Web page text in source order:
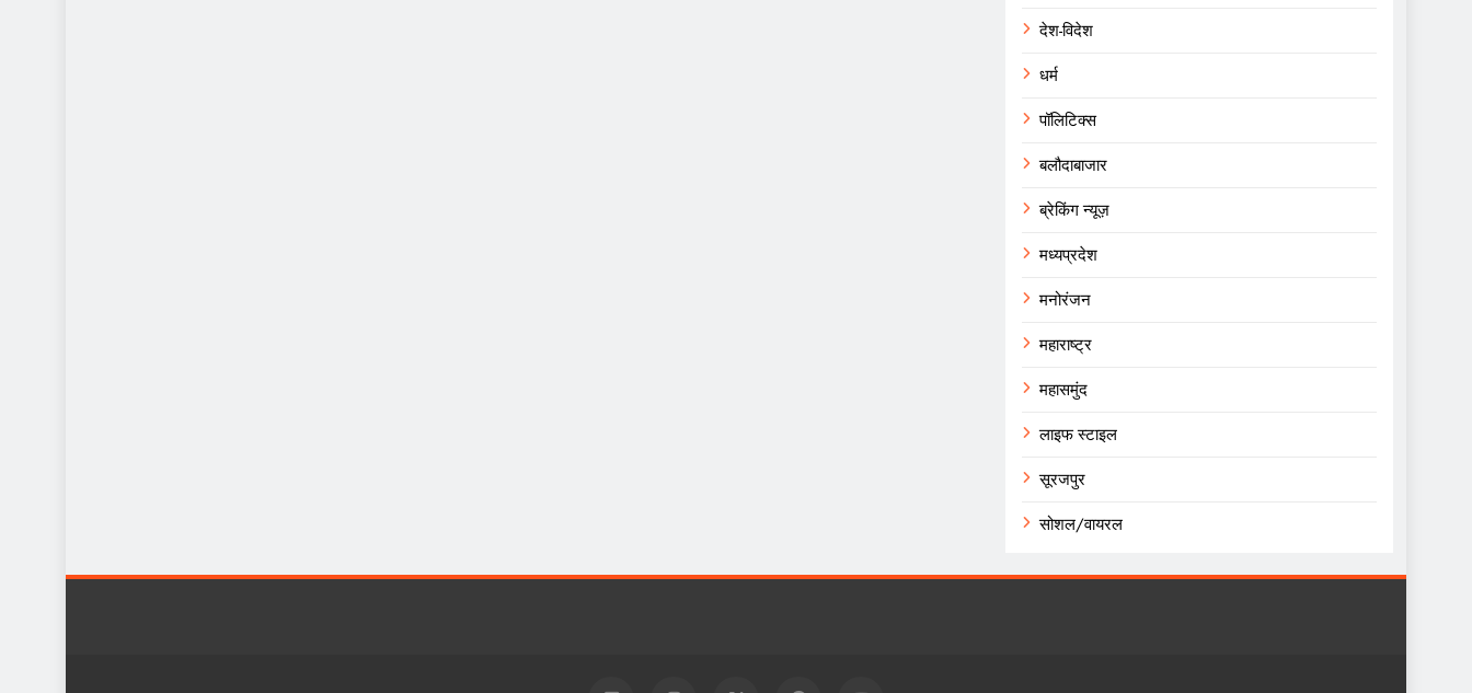
देश-विदेश
धर्म
पॉलिटिक्स
बलौदाबाजार
ब्रेकिंग न्यूज़
मध्यप्रदेश
मनोरंजन
महाराष्ट्र
महासमुंद
लाइफ स्टाइल
सूरजपुर
सोशल/वायरल